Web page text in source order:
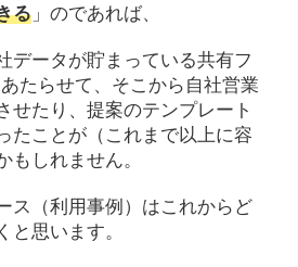
る 」のであれば、
データが貯まっている共有フ
たらせて、そこから自社営業
せたり、提案のテンプレート
たことが（これまで以上に容
もしれません。
ス（利用事例）はこれからど
と思います。